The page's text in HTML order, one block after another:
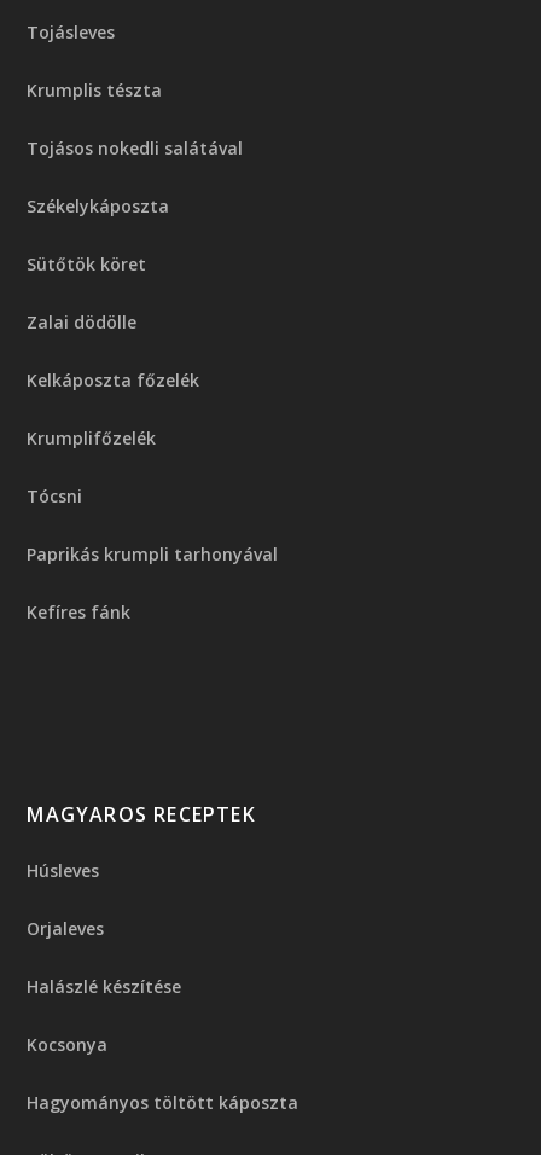
Tojásleves
Krumplis tészta
Tojásos nokedli salátával
Székelykáposzta
Sütőtök köret
Zalai dödölle
Kelkáposzta főzelék
Krumplifőzelék
Tócsni
Paprikás krumpli tarhonyával
Kefíres fánk
MAGYAROS RECEPTEK
Húsleves
Orjaleves
Halászlé készítése
Kocsonya
Hagyományos töltött káposzta